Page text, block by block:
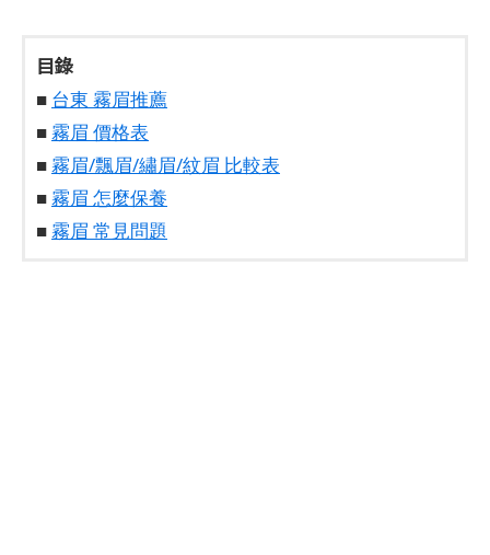
目錄
■ 台東 霧眉推薦
■霧眉 價格表
■霧眉/飄眉/繡眉/紋眉 比較表
■霧眉 怎麼保養
■霧眉 常見問題